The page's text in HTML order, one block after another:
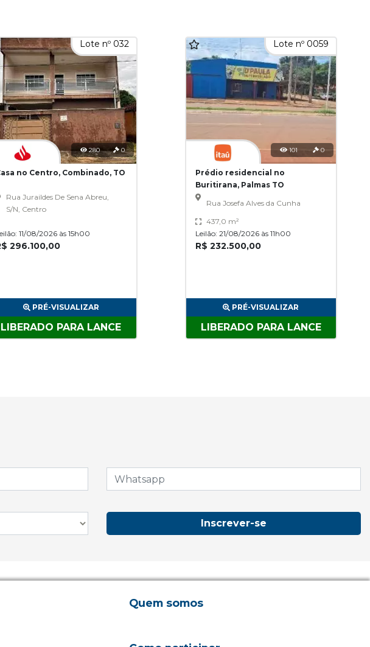
Lote nº 032
280 0
no Centro, Combinado, TO
Rua Juraildes De Sena Abreu,
S/N, Centro
11/08/2026 às 15h00
296.100,00
PRÉ-VISUALIZAR
LIBERADO PARA LANCE
Lote nº 0059
101 0
Prédio residencial no
Buritirana, Palmas TO
Rua Josefa Alves da Cunha
437,0 m²
Leilão: 21/08/2026 às 11h00
R$ 232.500,00
PRÉ-VISUALIZAR
LIBERADO PARA LANCE
Inscrever-se
Quem somos